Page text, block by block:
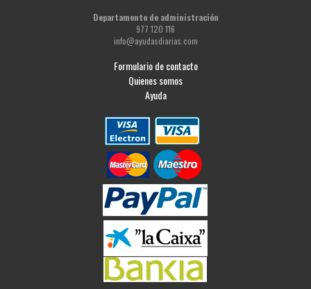
Departamento de administración
977 120 116
info@ayudasdiarias.com
Formulario de contacto
Quienes somos
Ayuda